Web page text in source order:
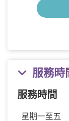
服務時
服務時間
星期一至五